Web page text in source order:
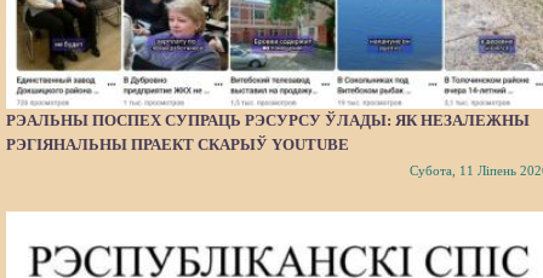
РЭАЛЬНЫ ПОСПЕХ СУПРАЦЬ РЭСУРСУ ЎЛАДЫ: ЯК НЕЗАЛЕЖНЫ
РЭГІЯНАЛЬНЫ ПРАЕКТ СКАРЫЎ YOUTUBE
Субота, 11 Ліпень